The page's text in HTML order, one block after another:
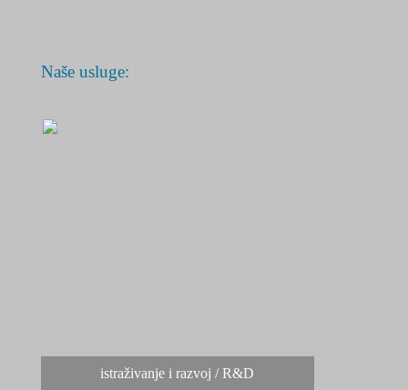
Naše usluge:
istraživanje i razvoj / R&D